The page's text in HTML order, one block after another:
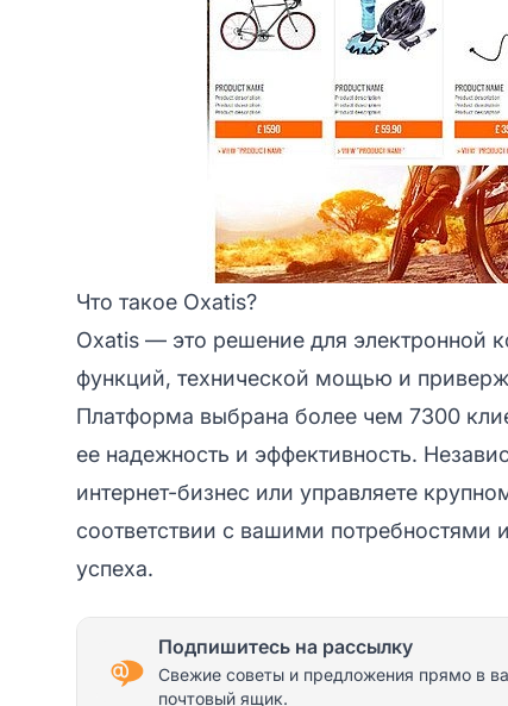
Что такое Oxatis?
Oxatis — это решение для электронной
функций, технической мощью и
Платформа выбрана более чем 7300
ее надежность и эффективность.
интернет-бизнес или управляете
соответствии с вашими потребностями
успеха.
Подпишитесь на рассылку
Свежие советы и предложения прямо в
почтовый ящик.